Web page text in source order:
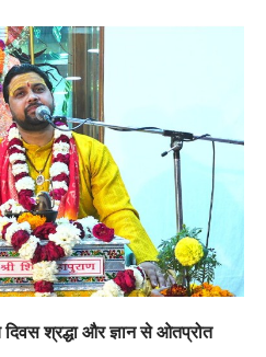
श्रद्धा और ज्ञान से ओतप्रोत